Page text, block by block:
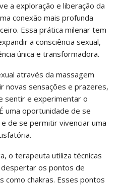
a exploração e liberação da
conexão mais profunda
Essa prática milenar tem
a consciência sexual,
única e transformadora.
através da massagem
novas sensações e prazeres,
sentir e experimentar o
uma oportunidade de se
de se permitir vivenciar uma
o terapeuta utiliza técnicas
os pontos de
como chakras. Esses pontos